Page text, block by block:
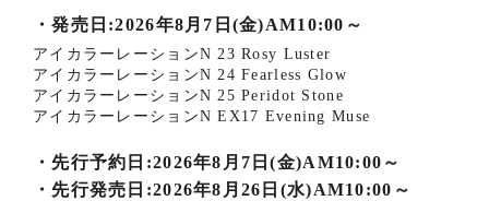
商
品
詳
細
・発売日:2026年8月7日(金)AM10:00～
アイカラーレーションN 23 Rosy Luster
アイカラーレーションN 24 Fearless Glow
アイカラーレーションN 25 Peridot Stone
アイカラーレーションN EX17 Evening Muse
商・ 先行予約日:2026年8月7日(金)AM10:00～
・ 先行発売日:2026年8月26日(水)AM10:00～